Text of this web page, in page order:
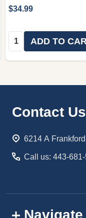
$34.99
Quantity:ADD TO
Footer
Contact Us
6214 A
Call us: 443-
Navigate